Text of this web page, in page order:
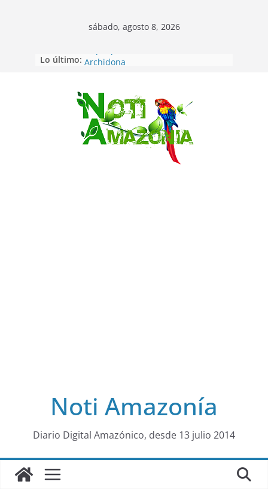
Saltar
al
sábado, agosto 8, 2026
Lo último: Napo: presunto sicariato en cantón
desaparecidos fueron encontrados
muertos en Puerto lopez
Sentencian a 34 años de prisión a
implicados en caso de Alison,
oriunda de Tena
Vozinha, el arquero sensación de
cabo Verde, ya llegó para
Noti Amazonía
Diario Digital Amazónico, desde 13 julio 2014